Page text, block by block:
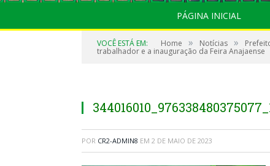
PÁGINA INICIAL
VOCÊ ESTÁ EM: Home » Notícias »
trabalhador e a inauguração da Feira Anajaense
POR CR2-ADMIN8 EM 2 DE MAIO DE 2023